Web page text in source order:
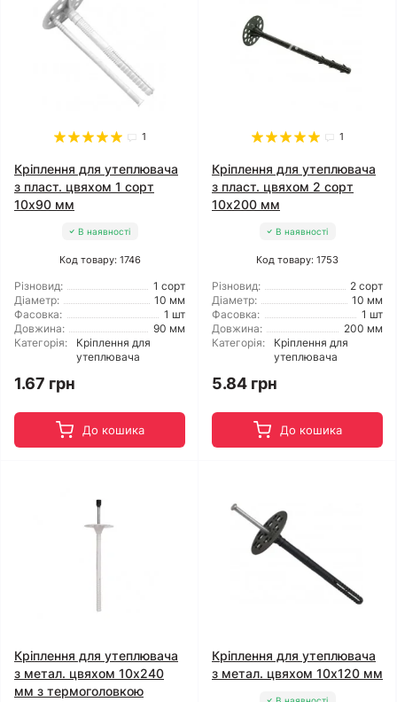
1
Кріплення для утеплювача
з пласт. цвяхом 1 сорт
10x90 мм
В наявності
Код товару: 1746
Різновид:
1 сорт
Діаметр:
10 мм
Фасовка:
1 шт
Довжина:
90 мм
Категорія:
Кріплення для
утеплювача
1.67 грн
До кошика
1
Кріплення для утеплювача
з пласт. цвяхом 2 сорт
10x200 мм
В наявності
Код товару: 1753
Різновид:
2 сорт
Діаметр:
10 мм
Фасовка:
1 шт
Довжина:
200 мм
Категорія:
Кріплення для
утеплювача
5.84 грн
До кошика
Кріплення для утеплювача
з метал. цвяхом 10x240
мм з термоголовкою
Кріплення для утеплювача
з метал. цвяхом 10x120 мм